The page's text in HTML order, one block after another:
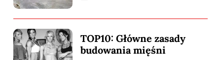
TOP10: Główne zasady
budowania mięśni